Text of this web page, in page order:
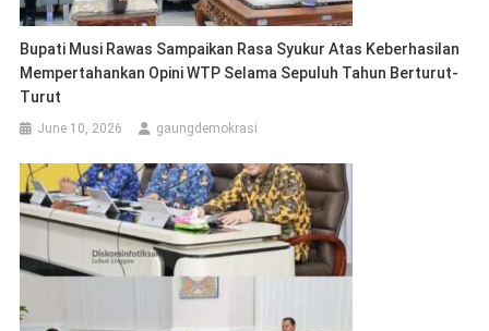
Bupati Musi Rawas Sampaikan Rasa Syukur Atas Keberhasilan
Mempertahankan Opini WTP Selama Sepuluh Tahun Berturut-
Turut
June 10, 2026 gaungdemokrasi